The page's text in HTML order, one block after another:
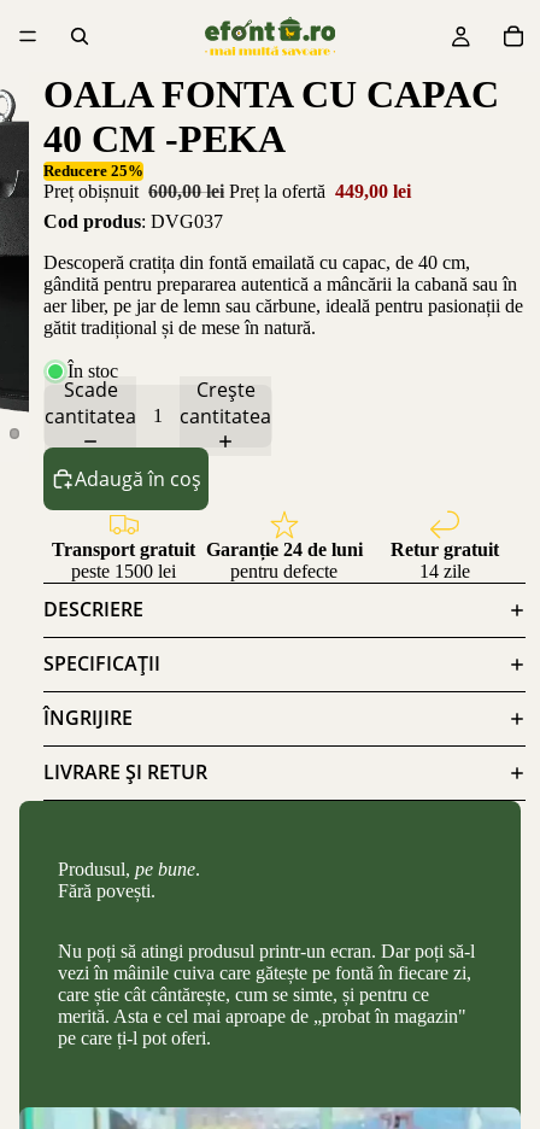
OALA FONTA CU CAPAC
40 CM -PEKA
Reducere 25%
Preț obișnuit 600,00 lei Preț la ofertă 449,00 lei
Cod produs: DVG037
Descoperă cratița din fontă emailată cu capac, de 40 cm,
gândită pentru prepararea autentică a mâncării la cabană sau în
aer liber, pe jar de lemn sau cărbune, ideală pentru pasionații de
gătit tradițional și de mese în natură.
În stoc
Scade
cantitatea
Crește
cantitatea
Adaugă în coș
Transport gratuit
peste 1500 lei
Garanție 24 de luni
pentru defecte
Retur gratuit
14 zile
DESCRIERE
SPECIFICAȚII
ÎNGRIJIRE
LIVRARE ȘI RETUR
Produsul, pe bune.
Fără povești.
Nu poți să atingi produsul printr-un ecran. Dar poți să-l
vezi în mâinile cuiva care gătește pe fontă în fiecare zi,
care știe cât cântărește, cum se simte, și pentru ce
merită. Asta e cel mai aproape de „probat în magazin"
pe care ți-l pot oferi.